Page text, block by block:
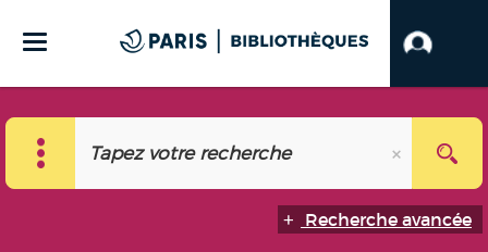
Recherche avancée